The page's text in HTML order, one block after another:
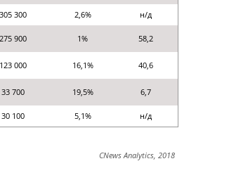
305 300 2,6% н/д
275 900 1% 58,2
123 000 16,1% 40,6
33 700 19,5% 6,7
30 100 5,1% н/д
CNews Analytics, 2018